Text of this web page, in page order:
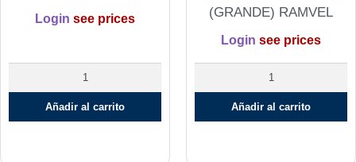
Login see prices
TUERCA
CANASTAAñadir al carrito
(GRANDE) RAMVEL
Login see prices
CANASTA
EMBRAGUEAñadir al carrito